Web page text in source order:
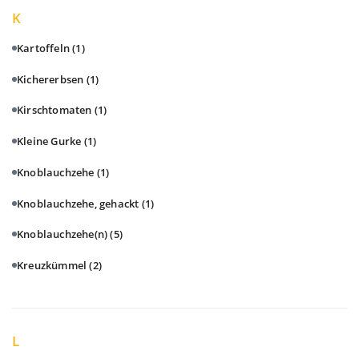
K
Kartoffeln(1)
Kichererbsen (1)
Kirschtomaten (1)
Kleine Gurke (1)
Knoblauchzehe (1)
Knoblauchzehe, gehackt (1)
Knoblauchzehe(n)(5)
Kreuzkümmel(2)
L